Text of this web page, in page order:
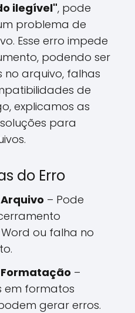
ilegível", pode
problema de
Esse erro impede
podendo ser
arquivo, falhas
de
explicamos as
para
do Erro
– Pode
ou falha no
–
em formatos
gerar erros.